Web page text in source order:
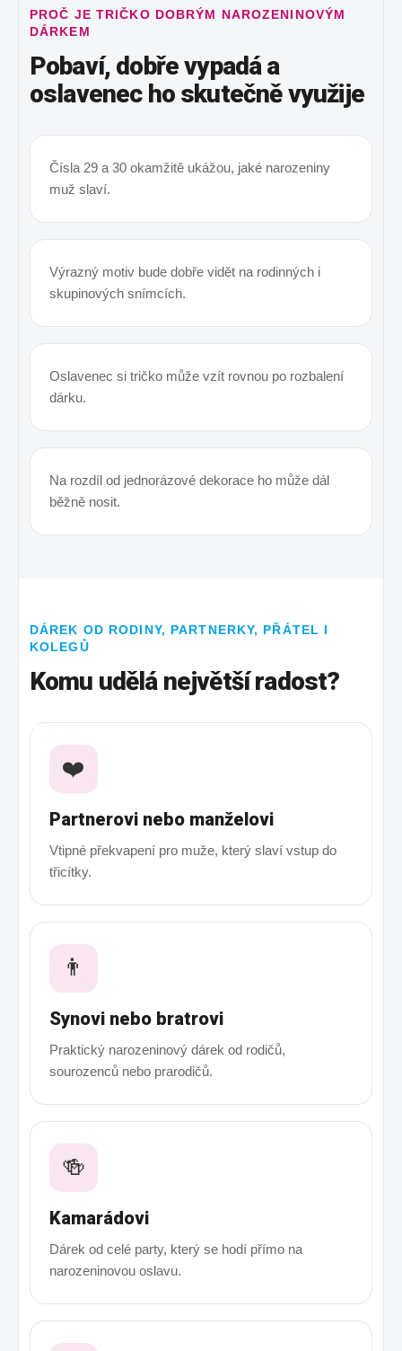
PROČ JE TRIČKO DOBRÝM NAROZENINOVÝM
DÁRKEM
Pobaví, dobře vypadá a
oslavenec ho skutečně využije
Čísla 29 a 30 okamžitě ukážou, jaké narozeniny
muž slaví.
Výrazný motiv bude dobře vidět na rodinných i
skupinových snímcích.
Oslavenec si tričko může vzít rovnou po rozbalení
dárku.
Na rozdíl od jednorázové dekorace ho může dál
běžně nosit.
DÁREK OD RODINY, PARTNERKY, PŘÁTEL I
KOLEGŮ
Komu udělá největší radost?
❤️
Partnerovi nebo manželovi
Vtipné překvapení pro muže, který slaví vstup do
třicítky.
👨
Synovi nebo bratrovi
Praktický narozeninový dárek od rodičů,
sourozenců nebo prarodičů.
🍻
Kamarádovi
Dárek od celé party, který se hodí přímo na
narozeninovou oslavu.